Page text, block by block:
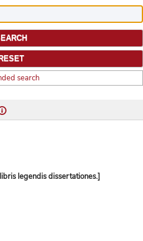
search
legendis dissertationes.]